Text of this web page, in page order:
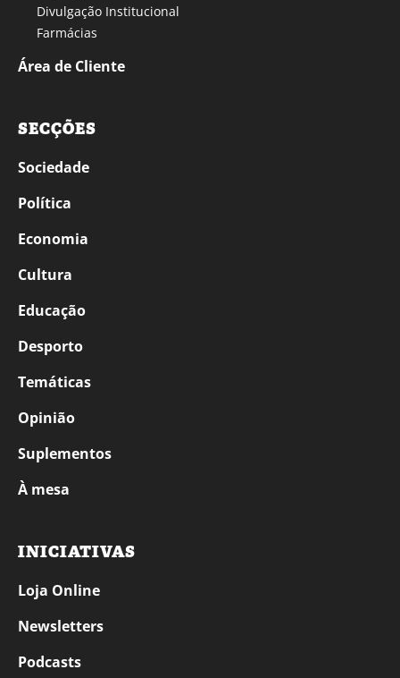
Divulgação Institucional
Farmácias
Área de Cliente
SECÇÕES
Sociedade
Política
Economia
Cultura
Educação
Desporto
Temáticas
Opinião
Suplementos
À mesa
INICIATIVAS
Loja Online
Newsletters
Podcasts